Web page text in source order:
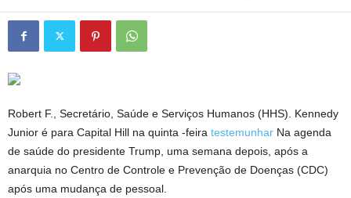
Robert F., Secretário, Saúde e Serviços Humanos (HHS). Kennedy
Junior é para Capital Hill na quinta -feira testemunhar Na agenda
de saúde do presidente Trump, uma semana depois, após a
anarquia no Centro de Controle e Prevenção de Doenças (CDC)
após uma mudança de pessoal.